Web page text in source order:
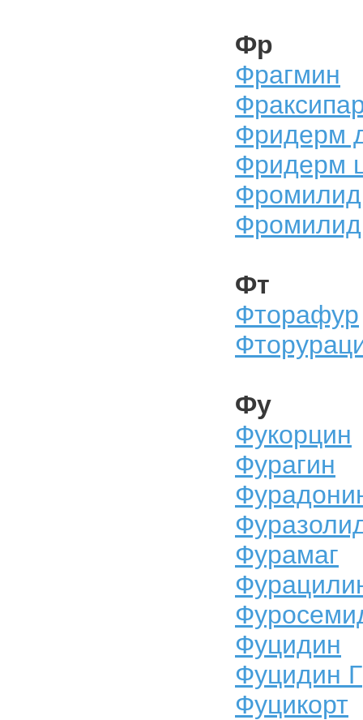
Фр
Фрагмин
Фридерм
Фридерм
Фромилид
Фт
Фторафур
Фу
Фукорцин
Фурагин
Фурамаг
Фуцидин
Фуцидин Г
Фуцикорт